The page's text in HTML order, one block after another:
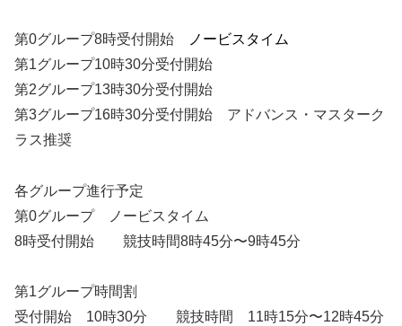
第0グループ8時受付開始
ノービスタイム
第1グループ10時30分受付開始
第2グループ13時30分受付開始
第3グループ16時30分受付開始 アドバンス・マスターク
ラス推奨
各グループ進行予定
第0グループ ノービスタイム
8時受付開始 競技時間8時45分〜9時45分
第1グループ時間割
受付開始 10時30分 競技時間 11時15分〜12時45分